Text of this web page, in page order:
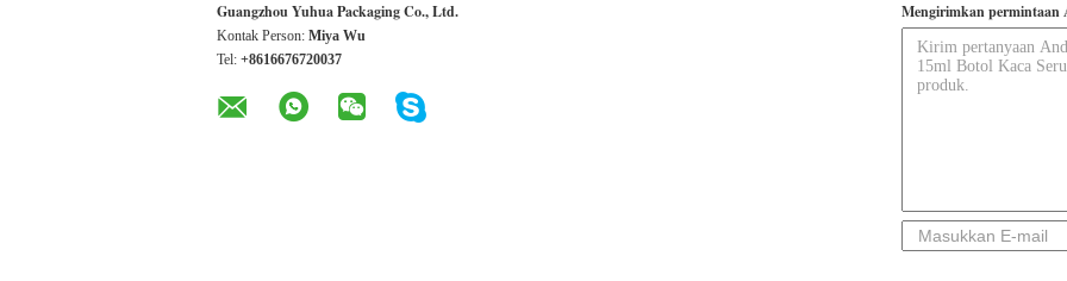
Guangzhou Yuhua Packaging Co., Ltd.
Kontak Person: Miya Wu
Tel: +8616676720037
Mengirimkan permintaan